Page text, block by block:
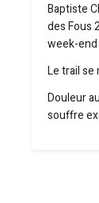
Baptiste
des Fous
week-end
Le trail se
Douleur
souffre